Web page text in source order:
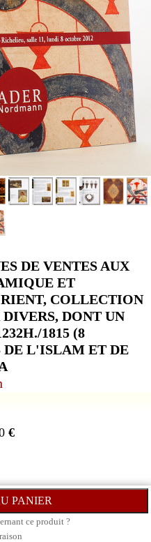
DE VENTES AUX
ET
COLLECTION
DONT UN
1815 (8
DE L'ISLAM ET DE
€
ce produit ?